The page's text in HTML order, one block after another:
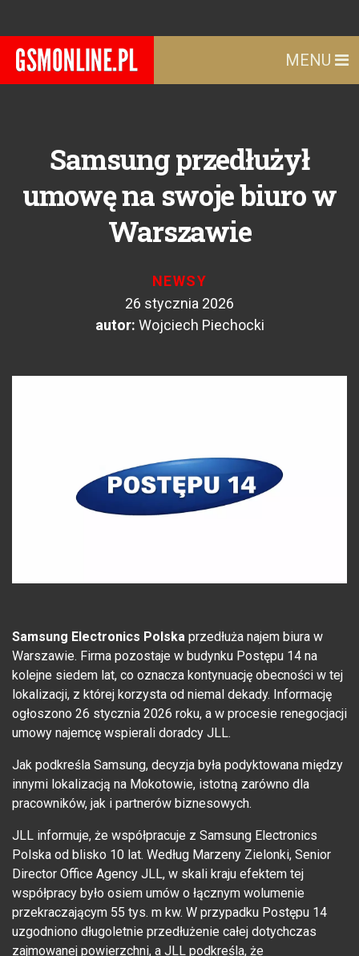
MENU
Samsung przedłużył
umowę na swoje biuro w
Warszawie
NEWSY
26 stycznia 2026
autor: Wojciech Piechocki
Samsung Electronics Polska przedłuża najem biura w
Warszawie. Firma pozostaje w budynku Postępu 14 na
kolejne siedem lat, co oznacza kontynuację obecności w tej
lokalizacji, z której korzysta od niemal dekady. Informację
ogłoszono 26 stycznia 2026 roku, a w procesie renegocjacji
umowy najemcę wspierali doradcy JLL.
Jak podkreśla Samsung, decyzja była podyktowana między
innymi lokalizacją na Mokotowie, istotną zarówno dla
pracowników, jak i partnerów biznesowych.
JLL informuje, że współpracuje z Samsung Electronics
Polska od blisko 10 lat. Według Marzeny Zielonki, Senior
Director Office Agency JLL, w skali kraju efektem tej
współpracy było osiem umów o łącznym wolumenie
przekraczającym 55 tys. m kw. W przypadku Postępu 14
uzgodniono długoletnie przedłużenie całej dotychczas
zajmowanej powierzchni, a JLL podkreśla, że